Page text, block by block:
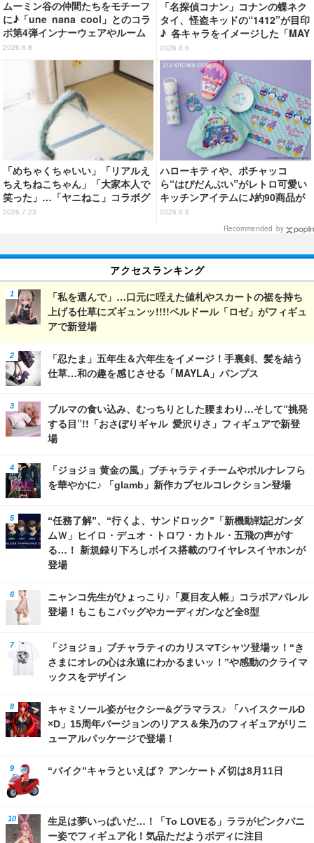
ムーミン谷の仲間たちをモチーフ
に♪「une nana cool」とのコラ
ボ第4弾インナーウェアやルーム
ウェアが登場！
2026.8.8
「名探偵コナン」コナンの蝶ネク
タイ、怪盗キッドの“1412”が目印
♪ 各キャラをイメージした「MAY
LA」リングセットがセール中
2026.8.6
「めちゃくちゃいい」「リアルえ
ちえちねこちゃん」「大家本人で
笑った」…「ヤニねこ」コラボグ
ラビアが超話題!! 篠崎こころ＆
2026.7.23
ハローキティや、ポチャッコ
ら“はぴだんぶい”がレトロ可愛い
キッチンアイテムに♪約90商品が
登場【212 KITCHEN STORE】
2026.8.8
Recommended by
アクセスランキング
「私を選んで」…口元に咥えた値札やスカートの裾を持ち
上げる仕草にズギュンッ!!!!ベルドール「ロゼ」がフィギュ
アで新登場
「忍たま」五年生＆六年生をイメージ！手裏剣、髪を結う
仕草…和の趣を感じさせる「MAYLA」パンプス
ブルマの食い込み、むっちりとした腰まわり…そして“挑発
する目”!!「おさぼりギャル 愛沢りさ」フィギュアで新登
場
「ジョジョ 黄金の風」ブチャラティチームやポルナレフら
を華やかに♪ 「glamb」新作カプセルコレクション登場
“任務了解”、“行くよ、サンドロック”「新機動戦記ガンダ
ムＷ」ヒイロ・デュオ・トロワ・カトル・五飛の声がす
る…！ 新規録り下ろしボイス搭載のワイヤレスイヤホンが
登場
ニャンコ先生がひょっこり♪「夏目友人帳」コラボアパレル
登場！もこもこバッグやカーディガンなど全8型
「ジョジョ」ブチャラティのカリスマTシャツ登場ッ！“き
さまにオレの心は永遠にわかるまいッ！”や感動のクライマ
ックスをデザイン
キャミソール姿がセクシー&グラマラス♪ 「ハイスクールD
×D」15周年バージョンのリアス＆朱乃のフィギュアがリニ
ューアルパッケージで登場！
“バイク”キャラといえば？ アンケート〆切は8月11日
生足は夢いっぱいだ…！「To LOVEる」ララがピンクバニ
ー姿でフィギュア化！気品ただようボディに注目